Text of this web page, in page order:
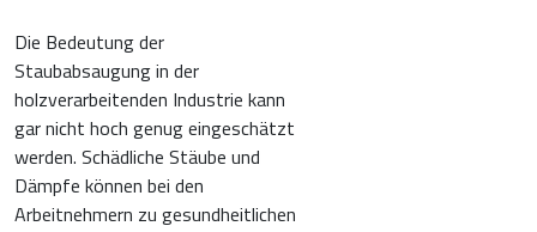
Die Bedeutung der
Staubabsaugung in der
holzverarbeitenden Industrie kann
gar nicht hoch genug eingeschätzt
werden. Schädliche Stäube und
Dämpfe können bei den
Arbeitnehmern zu gesundheitlichen